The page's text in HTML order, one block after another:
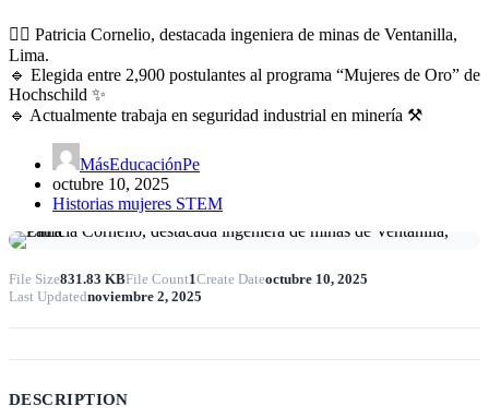
👷‍♀️ Patricia Cornelio, destacada ingeniera de minas de Ventanilla,
Lima.
🔹 Elegida entre 2,900 postulantes al programa “Mujeres de Oro” de
Hochschild ✨
🔹 Actualmente trabaja en seguridad industrial en minería ⚒️
MásEducaciónPe
octubre 10, 2025
Historias mujeres STEM
File Size831.83 KBFile Count1Create Dateoctubre 10, 2025
Last Updatednoviembre 2, 2025
DESCRIPTION